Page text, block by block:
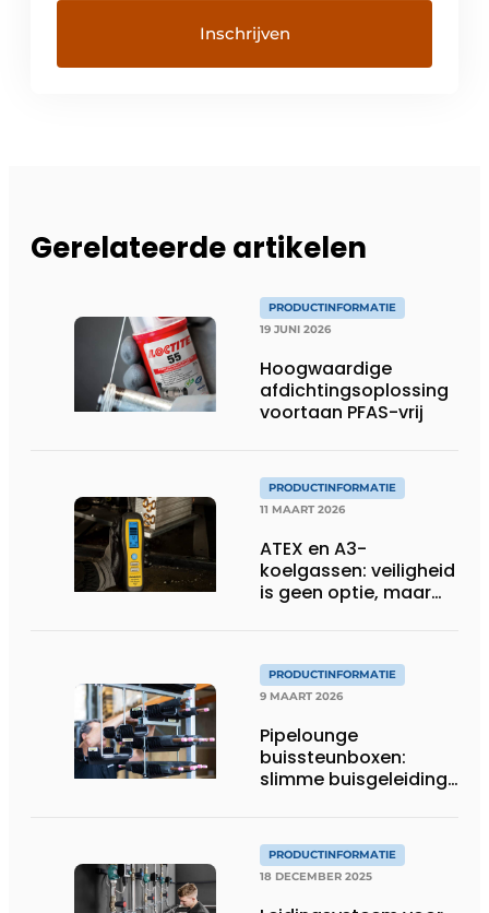
Gerelateerde artikelen
PRODUCTINFORMATIE
19 JUNI 2026
Hoogwaardige
afdichtingsoplossing
voortaan PFAS-vrij
PRODUCTINFORMATIE
11 MAART 2026
ATEX en A3-
koelgassen: veiligheid
is geen optie, maar
PRODUCTINFORMATIE
9 MAART 2026
Pipelounge
buissteunboxen:
slimme buisgeleiding
installatie
PRODUCTINFORMATIE
18 DECEMBER 2025